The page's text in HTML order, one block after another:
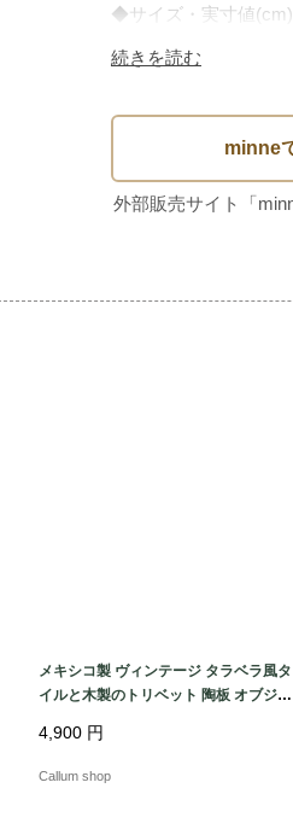
◆サイズ・実寸値(cm)
タテ 22
奥行き 7
◆素材
木製、真鍮
続きを読む
メキシコ製 ヴィンテージ タラベラ風タ
イルと木製のトリベット 陶板 オブジェ
アンティーク_260731 ig4993
4,900 円
Callum shop